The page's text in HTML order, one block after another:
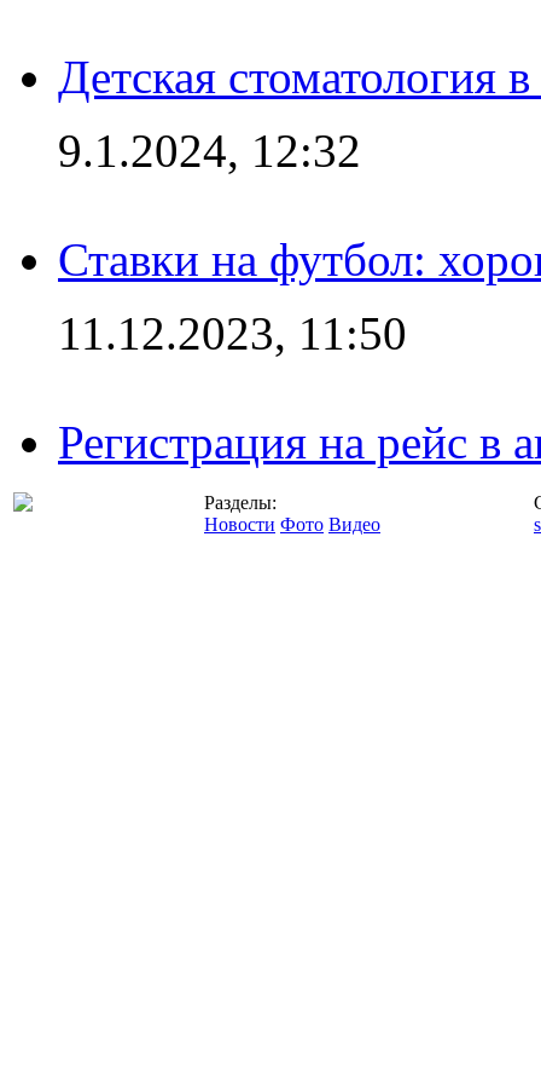
Детская стоматология
9.1.2024, 12:32
Ставки на футбол:
11.12.2023, 11:50
Регистрация на рейс в
Разделы:
Новости Фото Видео